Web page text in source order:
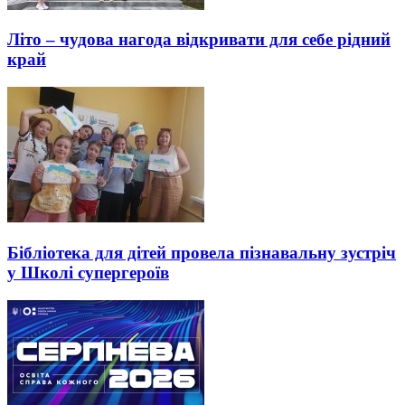
Літо – чудова нагода відкривати для себе рідний
край
Бібліотека для дітей провела пізнавальну зустріч
у Школі супергероїв